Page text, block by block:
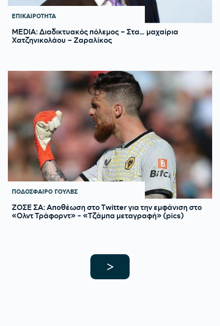
ΕΠΙΚΑΙΡΟΤΗΤΑ
MEDIA: Διαδικτυακός πόλεμος – Στα… μαχαίρια
Χατζηνικολάου – Ζαραλίκος
ΠΟΔΟΣΦΑΙΡΟ ΓΟΥΛΒΣ
ΖΟΣΕ ΣΑ: Αποθέωση στο Τwitter για την εμφάνιση στο
«Ολντ Τράφορντ» - «Τζάμπα μεταγραφή» (pics)
>